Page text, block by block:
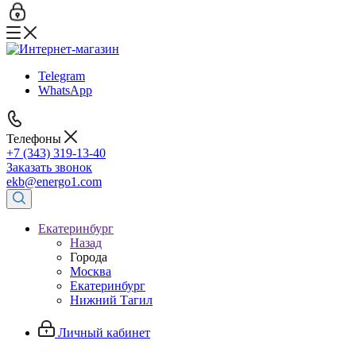
Telegram
WhatsApp
Телефоны
+7 (343) 319-13-40
Заказать звонок
ekb@energo1.com
Екатеринбург
Назад
Города
Москва
Екатеринбург
Нижний Тагил
Личный кабинет